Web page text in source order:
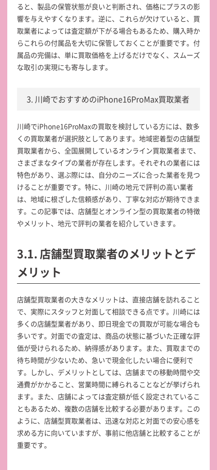
ると、製品の保管状態が良いと判断され、価格にプラスの影
響を与えやすくなります。逆に、これらが欠けていると、買
取業者によっては査定額が下がる場合もあるため、購入時か
らこれらの付属品を大切に保管しておくことが重要です。付
属品の完備は、単に買取価格を上げるだけでなく、スムーズ
な取引の実現にも寄与します。
3. 川崎でおすすめのiPhone16ProMax買取業者
川崎でiPhone16ProMaxの買取を検討している方には、数多
くの買取業者が選択肢としてあります。地域密着型の店舗型
買取業者から、全国展開しているオンライン買取業者まで、
さまざまなタイプの業者が存在します。それぞれの業者には
特色があり、選ぶ際には、自分のニーズに合った業者を見つ
けることが重要です。特に、川崎の地元で評判の高い業者
は、地域に根ざした信頼感があり、丁寧な対応が期待できま
す。この記事では、店舗型とオンライン型の買取業者の特徴
やメリット、地元で評判の業者を紹介していきます。
3.1. 店舗型買取業者のメリットとデ
メリット
店舗型買取業者の大きなメリットは、直接店舗を訪れること
で、実際にスタッフと対面して相談できる点です。川崎には
多くの店舗型業者があり、即日現金での買取が可能な場合も
多いです。対面での査定は、商品の状態に基づいた正確な評
価が受けられるため、納得感があります。また、買取までの
待ち時間が少ないため、急いで現金化したい場合に便利で
す。しかし、デメリットとしては、店舗までの移動時間や交
通費がかかること、営業時間に縛られることなどが挙げられ
ます。また、店舗によっては査定額が低く設定されているこ
ともあるため、複数の店舗を比較する必要があります。この
ように、店舗型買取業者は、迅速な対応と対面での安心感を
求める方に向いていますが、事前に他店舗と比較することが
重要です。